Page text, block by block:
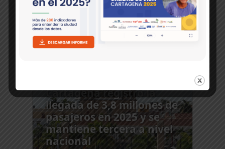
Ver más
Cartagena registró la
llegada de 3,8 millones de
pasajeros en 2025 y se
mantiene tercera a nivel
nacional